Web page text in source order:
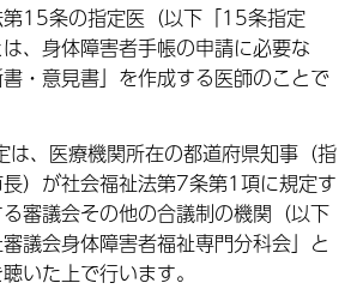
15条の指定医（以下「15条指定
、身体障害者手帳の申請に必要な
書・意見書」を作成する医師のことで
は、医療機関所在の都道府県知事（指
）が社会福祉法第7条第1項に規定す
審議会その他の合議制の機関（以下
審議会身体障害者福祉専門分科会」と
いた上で行います。